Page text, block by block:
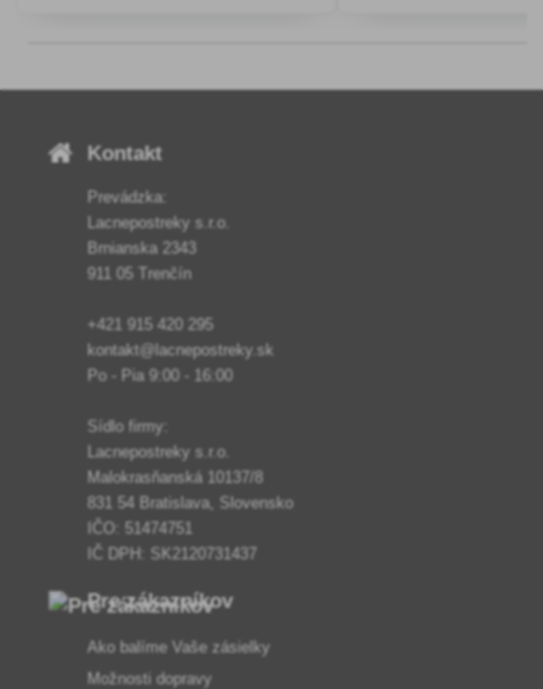
Kontakt
Prevádzka:
Lacnepostreky s.r.o.
Brnianska 2343
911 05 Trenčín
+421 915 420 295
kontakt@lacnepostreky.sk
Po - Pia 9:00 - 16:00
Sídlo firmy:
Lacnepostreky s.r.o.
Malokrasňanská 10137/8
831 54 Bratislava, Slovensko
IČO: 51474751
IČ DPH: SK2120731437
Pre zákazníkov
Ako balíme Vaše zásielky
Možnosti dopravy